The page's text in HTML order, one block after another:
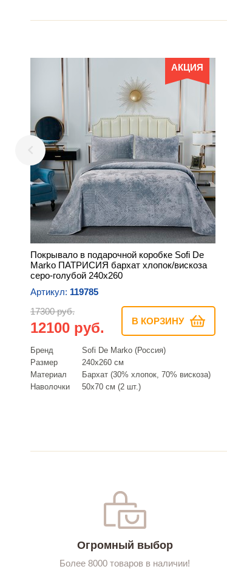
АКЦИЯ
Покрывало в подарочной коробке Sofi De
Marko ПАТРИСИЯ бархат хлопок/вискоза
серо-голубой 240х260
Артикул: 119785
17300 руб.
12100 руб. В КОРЗИНУ
Бренд
Sofi De Marko (Россия)
Размер
240х260 см
Материал
Бархат (30% хлопок, 70% вискоза)
Наволочки
50х70 см (2 шт.)
Огромный выбор
Более 8000 товаров в наличии!